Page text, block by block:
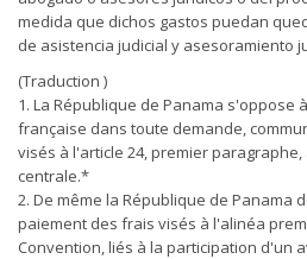
medida que dichos gastos puedan
de asistencia judicial y asesoramiento
(Traduction )
1. La République de Panama s'oppose
française dans toute demande,
visés à l'article 24, premier
centrale.*
2. De même la République de Panama
paiement des frais visés à l'alinéa
Convention, liés à la participation d'un